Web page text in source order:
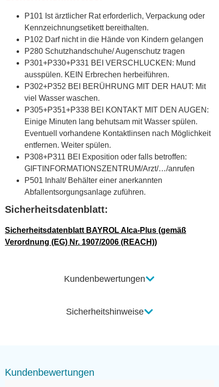
Kundenbewertungen
Sicherheitshinweise
P101 Ist ärztlicher Rat erforderlich, Verpackung oder
Kennzeichnungsetikett bereithalten.
P102 Darf nicht in die Hände von Kindern gelangen
P280 Schutzhandschuhe/ Augenschutz tragen
P301+P330+P331 BEI VERSCHLUCKEN: Mund
ausspülen. KEIN Erbrechen herbeiführen.
P302+P352 BEI BERÜHRUNG MIT DER HAUT: Mit
viel Wasser waschen.
P305+P351+P338 BEI KONTAKT MIT DEN AUGEN:
Einige Minuten lang behutsam mit Wasser spülen.
Eventuell vorhandene Kontaktlinsen nach Möglichkeit
entfernen. Weiter spülen.
P308+P311 BEI Exposition oder falls betroffen:
GIFTINFORMATIONSZENTRUM/Arzt/…/anrufen
P501 Inhalt/ Behälter einer anerkannten
Abfallentsorgungsanlage zuführen.
Sicherheitsdatenblatt:
Sicherheitsdatenblatt BAYROL Alca-Plus (gemäß
Verordnung (EG) Nr. 1907/2006 (REACH))
Kundenbewertungen